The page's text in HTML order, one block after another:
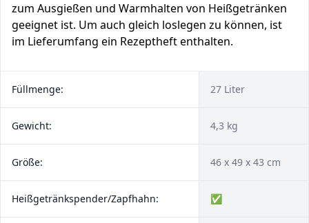
zum Ausgießen und Warmhalten von Heißgetränken
geeignet ist. Um auch gleich loslegen zu können, ist
im Lieferumfang ein Rezeptheft enthalten.
Füllmenge: 27 Liter
Gewicht: 4,3 kg
Größe: 46 x 49 x 43 cm
Heißgetränkspender/Zapfhahn: ✅